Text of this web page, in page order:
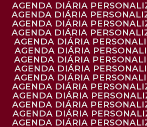
AGENDA DIÁRIA
AGENDA DIÁRIA
AGENDA DIÁRIA
AGENDA DIÁRIA
AGENDA DIÁRIA
AGENDA DIÁRIA
AGENDA DIÁRIA
AGENDA DIÁRIA
AGENDA DIÁRIA
AGENDA DIÁRIA
AGENDA DIÁRIA
AGENDA DIÁRIA
AGENDA DIÁRIA
AGENDA DIÁRIA